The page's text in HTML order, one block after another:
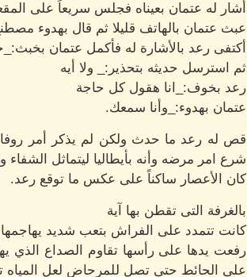
أشار له عتمان بعيناه فجلس سريعاً على
عبث عتمان بالهاتف قليلا ثم قال بهدوء
أكتفى رعد بالأشارة له فأكمل عتمان
ثم استرسل حديثه بتحذير:_ ولا أيه
رعد بخوف:_انا هقول كل حاجة
عتمان بهدوء:_وأنا سمعك.
قص له رعد ما حدث ولكن لم يذكر أمر
شرع امر مرضه وأنه بأيطاليا ليتماثل
كان الأعصار ساكناً على عكس ما توقع رعد.
بالغرفة التى تقطن بها آية
كانت تتمدد على الفراش بتعب شديد يهاجمها
رفعت يدها على رأسها تقاوم الصداع الذي
على الحائط حتى تصل للمرحاض لعل المياه